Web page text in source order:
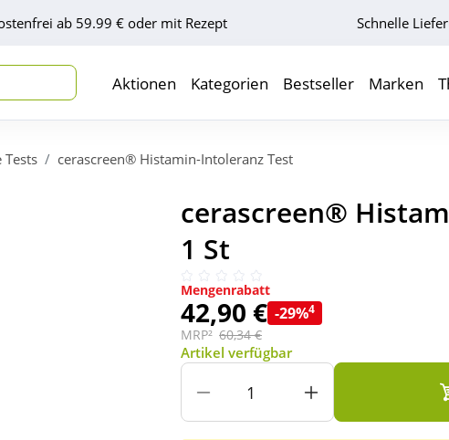
ab 59.99 € oder mit Rezept Schnelle
Aktionen Kategorien Bestseller Marken
Tests cerascreen® Histamin-Intoleranz Test
cerascreen®
1 St
Mengenrabatt
42,90 € -29%4
MRP² 60,34 €
Artikel verfügbar